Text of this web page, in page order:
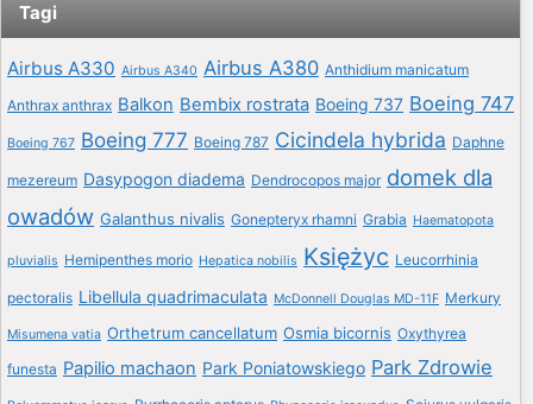
Tagi
Airbus A330 Airbus A340 Airbus A380 Anthidium manicatum
Anthrax anthrax Balkon Bembix rostrata Boeing 737 Boeing 747
Boeing 767 Boeing 777 Boeing 787 Cicindela hybrida Daphne
mezereum Dasypogon diadema Dendrocopos major domek dla
owadów Galanthus nivalis Gonepteryx rhamni Grabia Haematopota
pluvialis Hemipenthes morio Hepatica nobilis Księżyc Leucorrhinia
pectoralis Libellula quadrimaculata McDonnell Douglas MD-11F Merkury
Misumena vatia Orthetrum cancellatum Osmia bicornis Oxythyrea
funesta Papilio machaon Park Poniatowskiego Park Zdrowie